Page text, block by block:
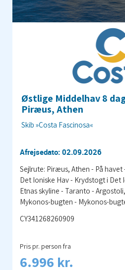
Østlige Middelhav 8
Piræus, Athen
Skib »Costa Fascinosa«
Afrejsedato: 02.09.2026
Sejlrute: Piræus, Athen - På
Det Ioniske Hav - Krydstogt i Det
Etnas skyline - Taranto -
Mykonos-bugten - Mykonos-
CY341268260909
Pris pr. person fra
6.996 kr.